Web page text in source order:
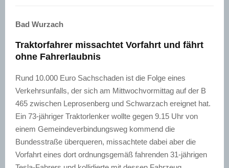
Bad Wurzach
Traktorfahrer missachtet Vorfahrt und fährt
ohne Fahrerlaubnis
Rund 10.000 Euro Sachschaden ist die Folge eines
Verkehrsunfalls, der sich am Mittwochvormittag auf der B
465 zwischen Leprosenberg und Schwarzach ereignet hat.
Ein 73-jähriger Traktorlenker wollte gegen 9.15 Uhr von
einem Gemeindeverbindungsweg kommend die
Bundesstraße überqueren, missachtete dabei aber die
Vorfahrt eines dort ordnungsgemäß fahrenden 31-jährigen